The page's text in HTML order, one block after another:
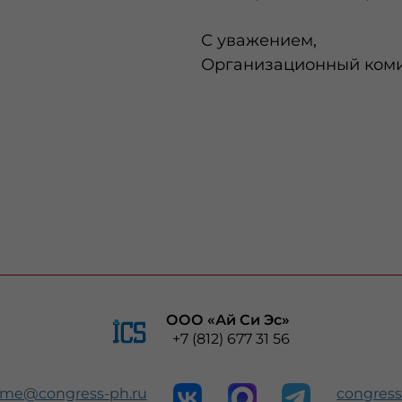
С уважением,
Организационный
ООО «Ай Си Эс»
+7 (812) 677 31 56
ph.ru